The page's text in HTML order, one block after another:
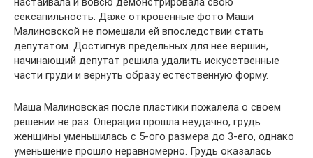
сексапильность. Даже откровенные фото Маши
Малиновской не помешали ей впоследствии стать
депутатом. Достигнув предельных для нее вершин,
начинающий депутат решила удалить искусственные
части груди и вернуть образу естественную форму.
Маша Малиновская после пластики пожалела о своем
решении не раз. Операция прошла неудачно, грудь
женщины уменьшилась с 5-ого размера до 3-его, однако
уменьшение прошло неравномерно. Грудь оказалась